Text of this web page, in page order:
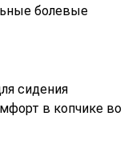
болевые
сидения
в копчике во